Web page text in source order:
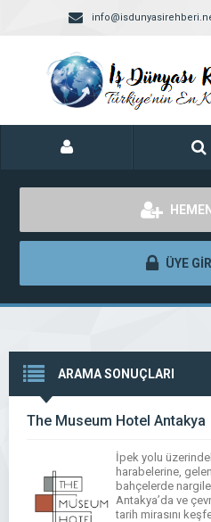
ÜYE
ARAMA SONUÇLARI
The Museum Hotel Antakya
İpek yolu
harabelerine,
bahçelerde
Antakya’da ve
tarih mirasını